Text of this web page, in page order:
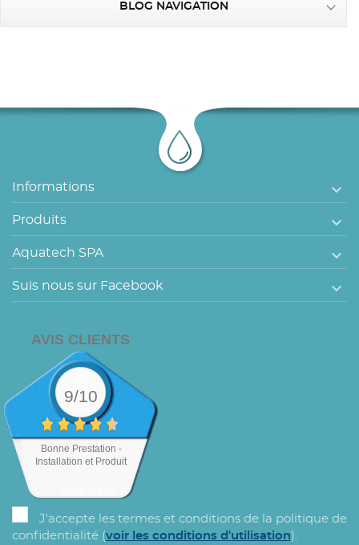
BLOG NAVIGATION
Informations 
Produits 
Aquatech SPA 
Suis nous sur Facebook 
AVIS CLIENTS
9/10
Bonne Prestation -
Installation et Produit
J'accepte les termes et conditions de la politique de
confidentialité (voir les conditions d'utilisation).